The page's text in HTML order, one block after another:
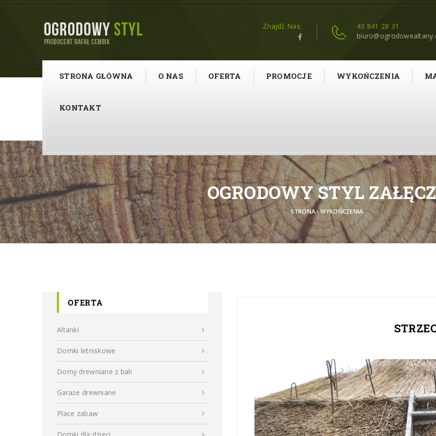
Znajdź Nas:
43 841 28 31
STRONA GŁÓWNA O NAS OFERTA PROMOCJE WYKOŃCZENIA
KONTAKT
OGRODOWY STYL
STRONA WYKOŃCZENIA
OFERTA
Altanki
Domki letniskowe
Domy drewniane z bali
Garaże drewniane
Place zabaw